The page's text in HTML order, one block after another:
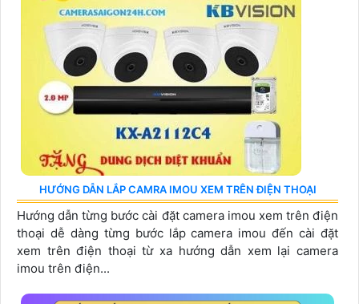
HƯỚNG DẪN LẮP CAMRA IMOU XEM TRÊN ĐIỆN THOẠI
Hướng dẫn từng bước cài đặt camera imou xem trên điện
thoại dễ dàng từng bước lắp camera imou đến cài đặt
xem trên điện thoại từ xa hướng dẫn xem lại camera
imou trên điện...